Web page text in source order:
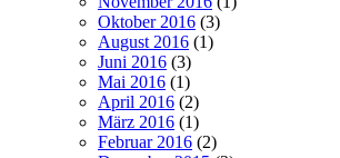
Oktober 2016 (3)
August 2016 (1)
Juni 2016 (3)
Mai 2016 (1)
April 2016 (2)
März 2016 (1)
Februar 2016 (2)